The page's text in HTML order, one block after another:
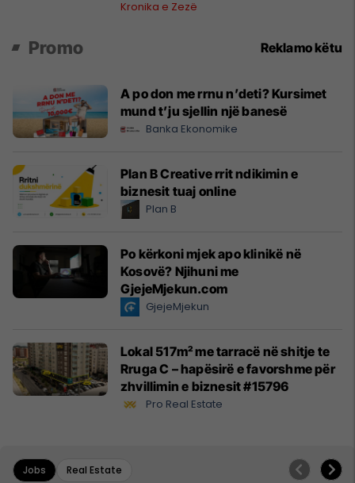
Ferizajt
Kronika e Zezë
Promo Reklamo këtu
A po don me rrnu n’deti? Kursimet
mund t’ju sjellin një banesë
Banka Ekonomike
Plan B Creative rrit ndikimin e
biznesit tuaj online
Plan B
Po kërkoni mjek apo klinikë në
Kosovë? Njihuni me
GjejeMjekun.com
GjejeMjekun
Lokal 517m² me tarracë në shitje te
Rruga C – hapësirë e favorshme për
zhvillimin e biznesit #15796
Pro Real Estate
Jobs Real Estate